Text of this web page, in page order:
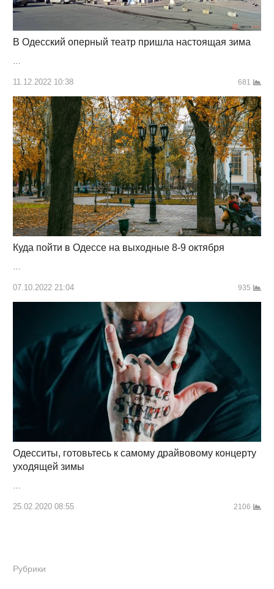
В Одесский оперный театр пришла настоящая зима
11.12.2022 10:38 681
Куда пойти в Одессе на выходные 8-9 октября
07.10.2022 21:04 935
Одесситы, готовьтесь к самому драйвовому концерту
уходящей зимы
…
25.02.2020 08:55 2106
Рубрики